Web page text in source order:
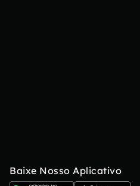
Baixe Nosso Aplicativo